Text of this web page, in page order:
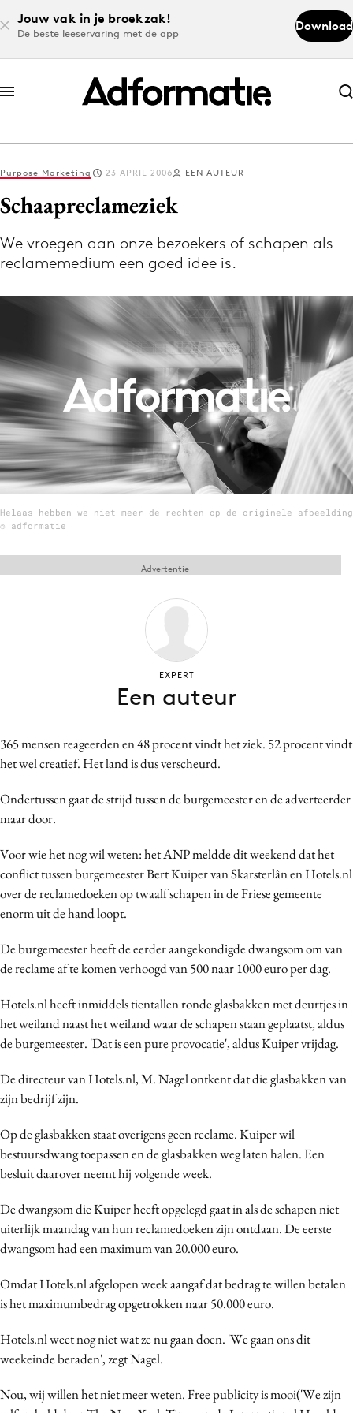
Jouw vak in je broekzak!
De beste leeservaring met de app
Download
Abonneer nu
Abonneer nu
Log in
Download de app
Volg het laatste nieuws via de Adformatie
Menu
Home
9 sept: GenAI-training
12 nov: MarketingLive!
Adverteren
Campagnes
Carriere
Contentmarketing
Craft
Data & Insights
Design
Digital transformation
Effectiviteit
Influencer marketing
Interne communicatie
Martech
Media
Merkstrategie
Programmatic
Purpose Marketing
Purpose Marketing 23 APRIL 2006 EEN AUTEUR
Schaapreclameziek
We vroegen aan onze bezoekers of schapen als
reclamemedium een goed idee is.
Helaas hebben we niet meer de rechten op de originele afbeelding
© adformatie
365 mensen reageerden en 48 procent vindt het ziek. 52 procent vindt
het wel creatief. Het land is dus verscheurd.
Ondertussen gaat de strijd tussen de burgemeester en de adverteerder
maar door.
Voor wie het nog wil weten: het ANP meldde dit weekend dat het
conflict tussen burgemeester Bert Kuiper van Skarsterlân en Hotels.nl
over de reclamedoeken op twaalf schapen in de Friese gemeente
enorm uit de hand loopt.
De burgemeester heeft de eerder aangekondigde dwangsom om van
de reclame af te komen verhoogd van 500 naar 1000 euro per dag.
Hotels.nl heeft inmiddels tientallen ronde glasbakken met deurtjes in
het weiland naast het weiland waar de schapen staan geplaatst, aldus
de burgemeester. 'Dat is een pure provocatie', aldus Kuiper vrijdag.
De directeur van Hotels.nl, M. Nagel ontkent dat die glasbakken van
zijn bedrijf zijn.
Op de glasbakken staat overigens geen reclame. Kuiper wil
bestuursdwang toepassen en de glasbakken weg laten halen. Een
besluit daarover neemt hij volgende week.
De dwangsom die Kuiper heeft opgelegd gaat in als de schapen niet
uiterlijk maandag van hun reclamedoeken zijn ontdaan. De eerste
dwangsom had een maximum van 20.000 euro.
Omdat Hotels.nl afgelopen week aangaf dat bedrag te willen betalen
is het maximumbedrag opgetrokken naar 50.000 euro.
Hotels.nl weet nog niet wat ze nu gaan doen. 'We gaan ons dit
weekeinde beraden', zegt Nagel.
Nou, wij willen het niet meer weten. Free publicity is mooi('We zijn
Advertentie
EXPERT
Een auteur